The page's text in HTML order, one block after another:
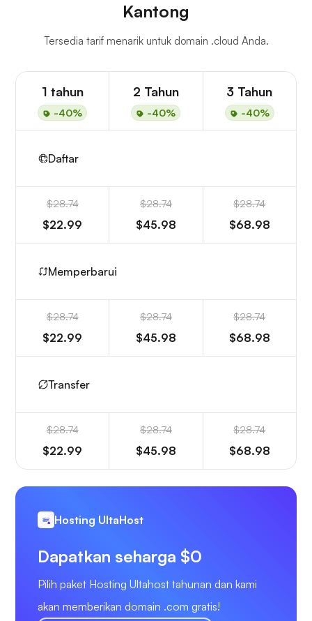
Kantong
Tersedia tarif menarik untuk domain .cloud Anda.
1 tahun
-40%
2 Tahun
-40%
3 Tahun
-40%
Daftar
$28.74
$22.99
$28.74
$45.98
$28.74
$68.98
Memperbarui
$28.74
$22.99
$28.74
$45.98
$28.74
$68.98
Transfer
$28.74
$22.99
$28.74
$45.98
$28.74
$68.98
Hosting UltaHost
Dapatkan seharga $0
Pilih paket Hosting Ultahost tahunan dan kami
akan memberikan domain .com gratis!